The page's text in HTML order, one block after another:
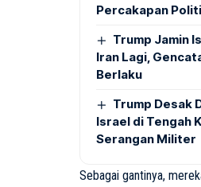
Percakapan
Trump Jamin
Iran Lagi,
Berlaku
Trump Desak
Israel di Tengah
Serangan Militer
Sebagai gantinya,